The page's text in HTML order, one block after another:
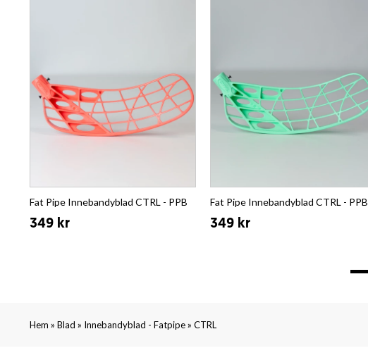
Fat Pipe Innebandyblad CTRL - PPB
349 kr
Fat Pipe Innebandyblad CTRL - PPB
349 kr
Hem » Blad » Innebandyblad - Fatpipe» CTRL